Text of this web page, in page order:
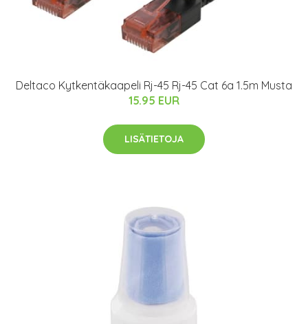
Deltaco Kytkentäkaapeli Rj-45 Rj-45 Cat 6a 1.5m Musta
15.95 EUR
LISÄTIETOJA